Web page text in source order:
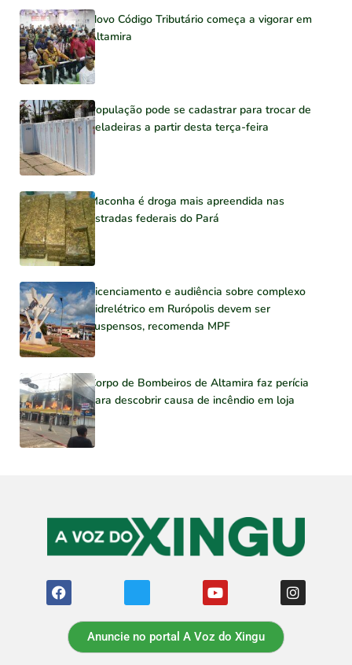
Novo Código Tributário começa a vigorar em
Altamira
População pode se cadastrar para trocar de
geladeiras a partir desta terça-feira
Maconha é droga mais apreendida nas
estradas federais do Pará
Licenciamento e audiência sobre complexo
hidrelétrico em Rurópolis devem ser
suspensos, recomenda MPF
Corpo de Bombeiros de Altamira faz perícia
para descobrir causa de incêndio em loja
Anuncie no portal A Voz do Xingu